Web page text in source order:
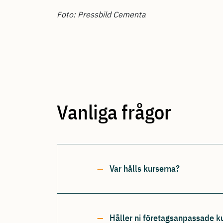
Foto: Pressbild Cementa
Vanliga frågor
Var hålls kurserna?
Håller ni företagsanpassade